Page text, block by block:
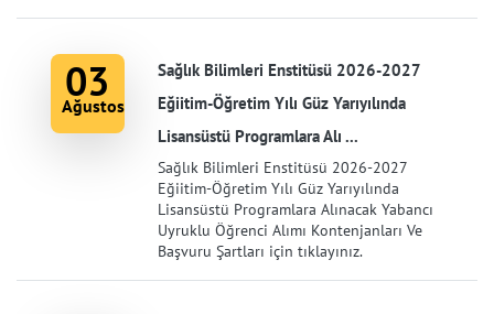
03
Ağustos
Sağlık Bilimleri Enstitüsü 2026-2027
Eğiitim-Öğretim Yılı Güz Yarıyılında
Lisansüstü Programlara Alı ...
Sağlık Bilimleri Enstitüsü 2026-2027
Eğiitim-Öğretim Yılı Güz Yarıyılında
Lisansüstü Programlara Alınacak Yabancı
Uyruklu Öğrenci Alımı Kontenjanları Ve
Başvuru Şartları için tıklayınız.